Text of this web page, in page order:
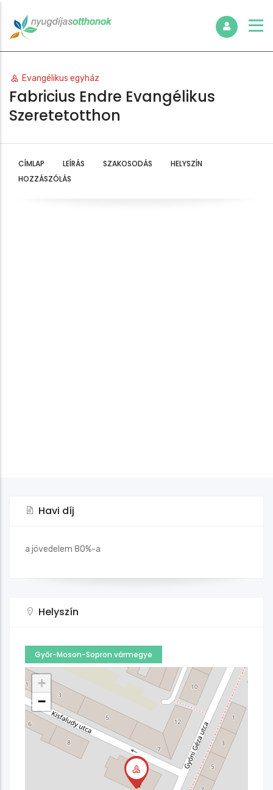
Evangélikus egyház
Fabricius Endre Evangélikus
Szeretetotthon
CÍMLAP LEÍRÁS SZAKOSODÁS
HELYSZÍN
HOZZÁSZÓLÁS
Havi díj
a jövedelem 80%-a
Helyszín
Győr-Moson-Sopron vármegye
+
−